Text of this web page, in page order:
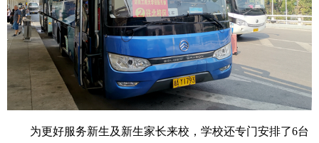
为更好服务新生及新生家长来校，学校还专门安排了6台